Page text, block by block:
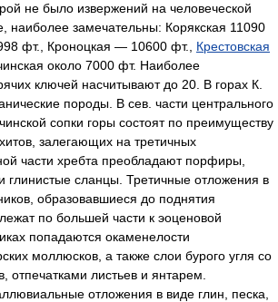
не было извержений на человеческой
наиболее замечательны: Корякская 11090
фт., Кроноцкая — 10600 фт., Крестовская
около 7000 фт. Наиболее
ключей насчитывают до 20. В горах К.
породы. В сев. части центрального
сопки горы состоят по преимуществу
залегающих на третичных
части хребта преобладают порфиры,
глинистые сланцы. Третичные отложения в
образовавшиеся до поднятия
по большей части к эоценовой
попадаются окаменелости
моллюсков, а также слои бурого угля со
отпечатками листьев и янтарем.
отложения в виде глин, песка,